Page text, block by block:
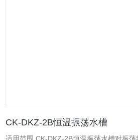
CK-DKZ-2B恒温振荡水槽